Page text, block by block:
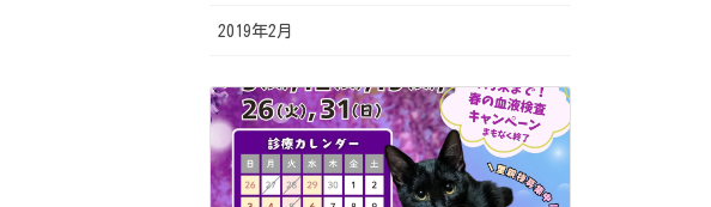
2019年2月